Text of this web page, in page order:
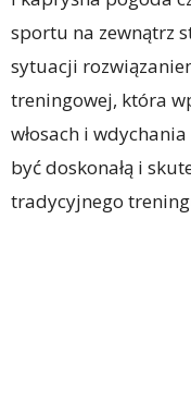
sportu na zewnątrz
sytuacji
treningowej, która
włosach i
być doskonałą i
tradycyjnego